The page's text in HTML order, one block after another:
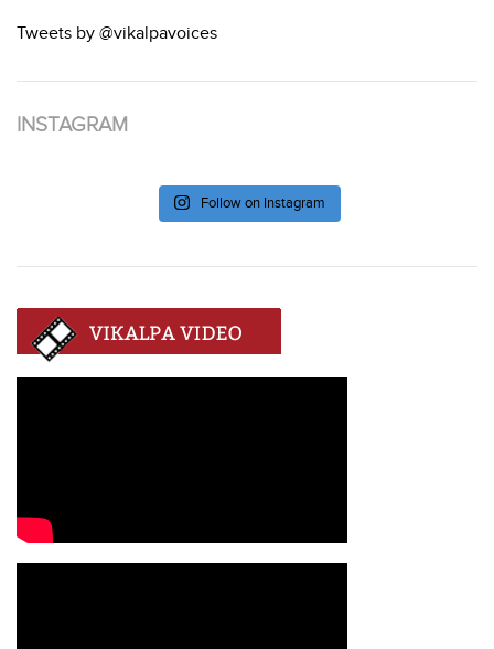
Tweets by @vikalpavoices
INSTAGRAM
Follow on Instagram